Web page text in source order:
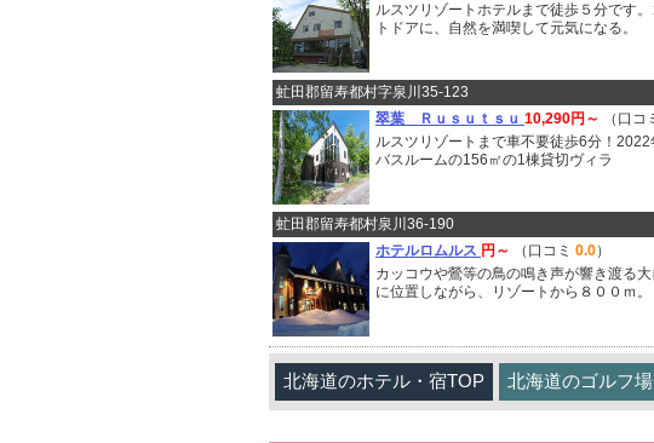
ルスツリゾートホテルまで徒歩５分です
トドアに、自然を満喫して元気になる。
虻田郡留寿都村字泉川35-123
翠葉 Ｒｕｓｕｔｓｕ 10,290円～ （口コ
ルスツリゾートまで車不要徒歩6分！
バスルームの156㎡の1棟貸切ヴィラ
虻田郡留寿都村泉川36-190
ホテルロムルス 円～ （口コミ 0.0）
カッコウや鶯等の鳥の鳴き声が響き渡る
に位置しながら、リゾートから８００ｍ。
北海道のホテル・宿TOP 北海道のゴルフ場